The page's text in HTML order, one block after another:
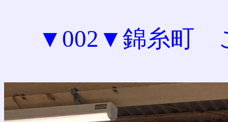
▼002▼錦糸町